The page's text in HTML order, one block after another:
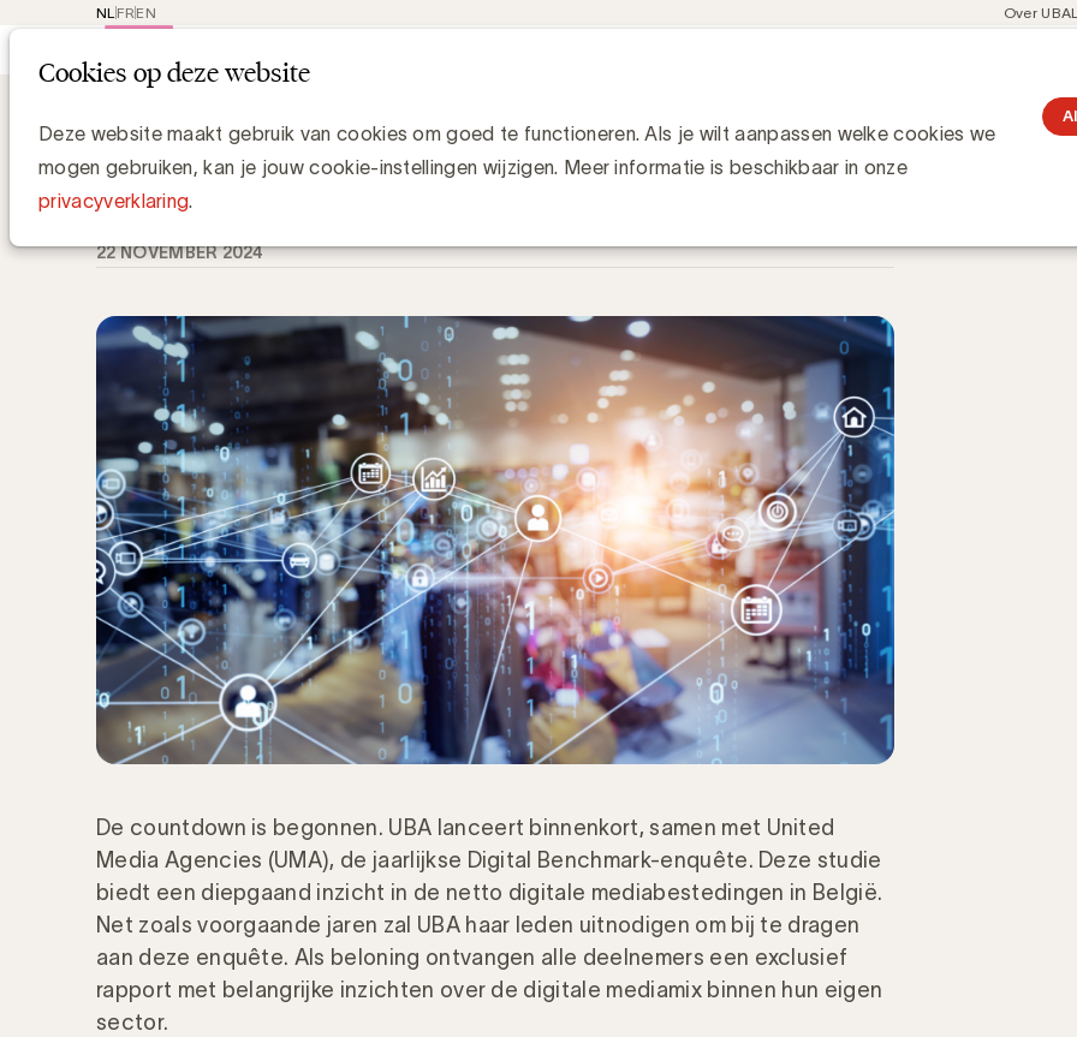
Cookies op deze website
Deze website maakt gebruik van cookies om goed te functioneren. Als je wilt aanpassen welke cookies we
mogen gebruiken, kan je jouw cookie-instellingen wijzigen. Meer informatie is beschikbaar in onze
privacyverklaring.
EN
FR
NL
Meta
Over UBA
De Digital Benchmark 2024 komt eraan
Luc Eeckhout, Manager Media & Agencies
22 NOVEMBER 2024
De countdown is begonnen. UBA lanceert binnenkort, samen met United
Media Agencies (UMA), de jaarlijkse Digital Benchmark-enquête. Deze studie
biedt een diepgaand inzicht in de netto digitale mediabestedingen in België.
Net zoals voorgaande jaren zal UBA haar leden uitnodigen om bij te dragen
aan deze enquête. Als beloning ontvangen alle deelnemers een exclusief
rapport met belangrijke inzichten over de digitale mediamix binnen hun eigen
sector.